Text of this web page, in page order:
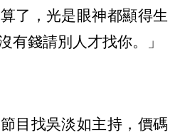
了，光是眼神都顯得生
有錢請別人才找你。」
目找吳淡如主持，價碼